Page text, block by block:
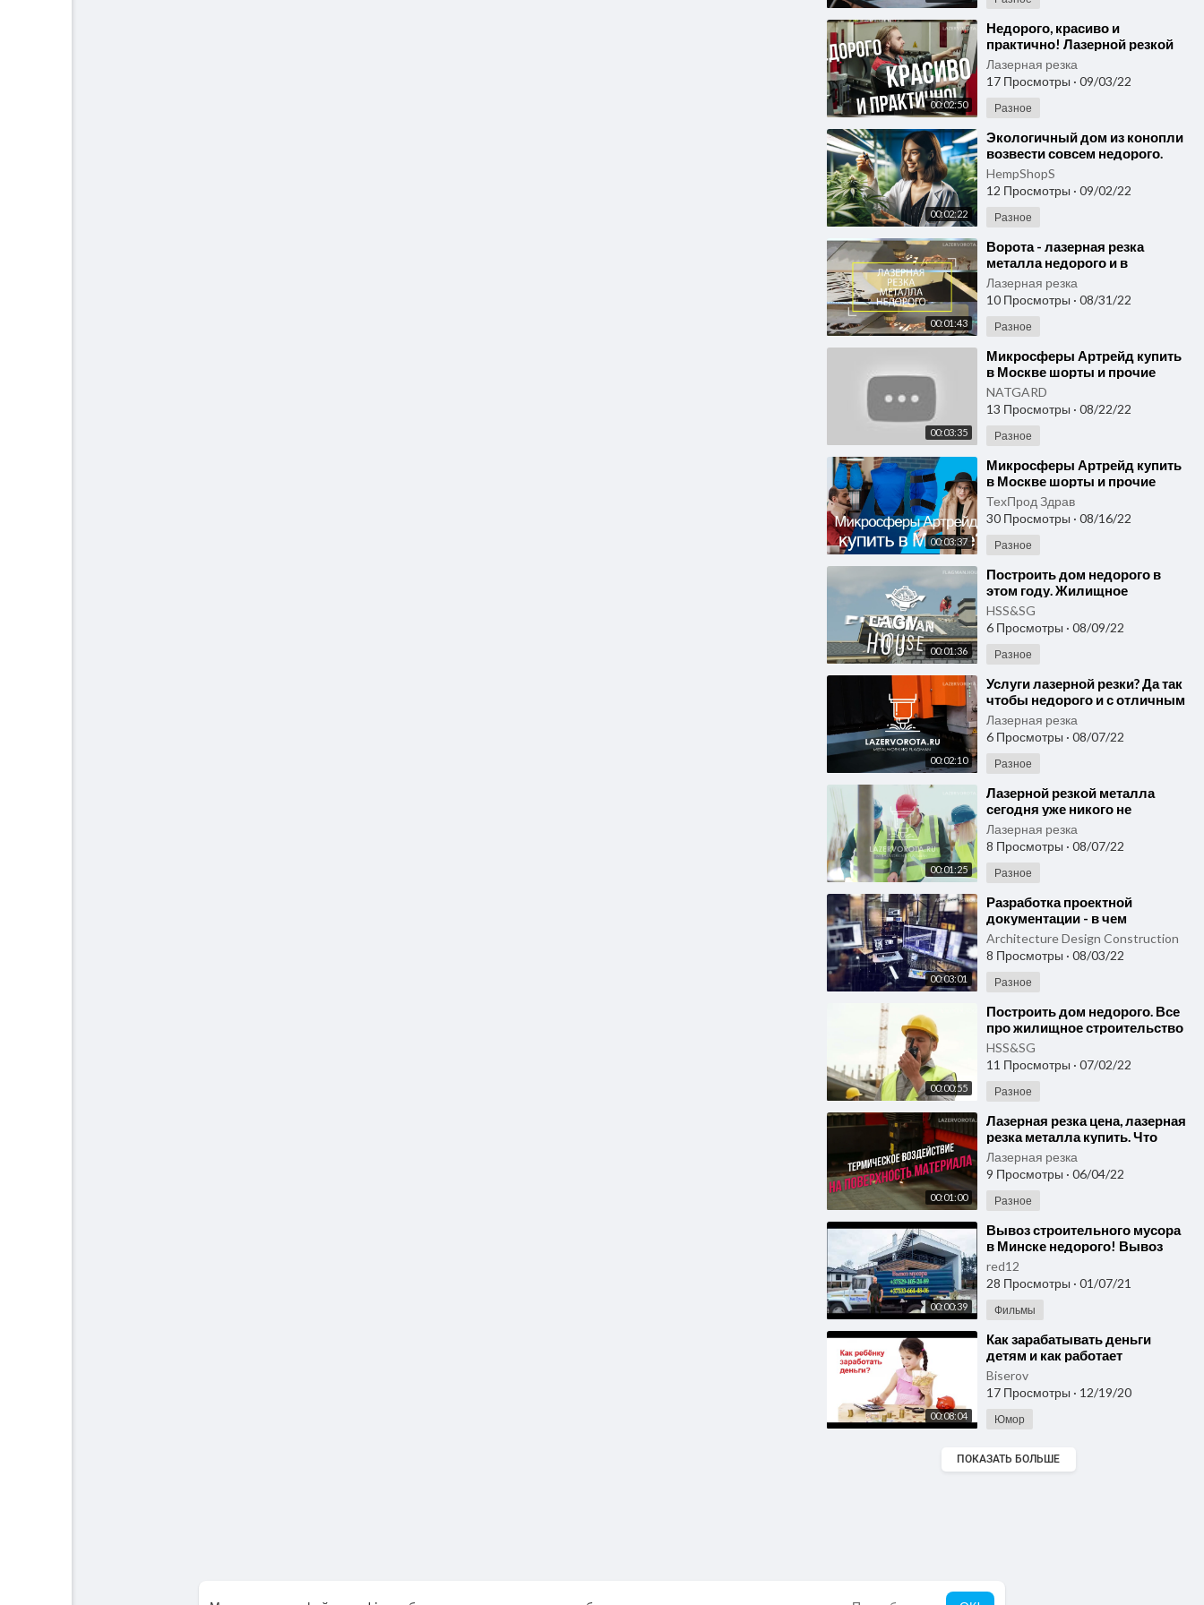
00:02:50
⁣Недорого, красиво и
практично! Лазерной резкой
металла сегодня можно
вырезать любую вещь
LAZERVOROTA
Лазерная резка
17 Просмотры · 09/03/22
Разное
00:02:22
⁣Экологичный дом из конопли
возвести совсем недорого.
Строение из конопли
отличается своей прочностью
HempShopS
12 Просмотры · 09/02/22
Разное
00:01:43
⁣Ворота - лазерная резка
металла недорого и в
кратчайшие сроки?
Лазерная резка
10 Просмотры · 08/31/22
Разное
00:03:35
⁣Микросферы Артрейд купить
в Москве шорты и прочие
микросферы. Как это
работает? Узнаем вместе!
NATGARD
13 Просмотры · 08/22/22
Разное
00:03:37
⁣Микросферы Артрейд купить
в Москве шорты и прочие
микросферы. Как это работает
NPOTPZ ru?
ТехПрод Здрав
30 Просмотры · 08/16/22
Разное
00:01:36
⁣Построить дом недорого в
этом году. Жилищное
строительство или
строительство жилья в
России.
HSS&SG
6 Просмотры · 08/09/22
Разное
00:02:10
⁣Услуги лазерной резки? Да так
чтобы недорого и с отличным
качеством? Реально? Узнать и
подтвердить!
Лазерная резка
6 Просмотры · 08/07/22
Разное
00:01:25
⁣Лазерной резкой металла
сегодня уже никого не
удивишь. Это недорого,
красиво и практично
LAZERVOROTA
Лазерная резка
8 Просмотры · 08/07/22
Разное
00:03:01
⁣Разработка проектной
документации - в чем
заключается процесс? Как это
работает?
Architecture Design Construction
8 Просмотры · 08/03/22
Разное
00:00:55
⁣Построить дом недорого. Все
про жилищное строительство
и строительство жилья на
этом сайте!
HSS&SG
11 Просмотры · 07/02/22
Разное
00:01:00
⁣Лазерная резка цена, лазерная
резка металла купить. Что
такое лазерная резка и как она
работает?
Лазерная резка
9 Просмотры · 06/04/22
Разное
00:00:39
⁣Вывоз строительного мусора
в Минске недорого! Вывоз
мусора Минск советует
доверить нам!
red12
28 Просмотры · 01/07/21
Фильмы
00:08:04
⁣Как зарабатывать деньги
детям и как работает
экономика России: разговор с
ребенком от деньгах
Biserov
17 Просмотры · 12/19/20
Юмор
ПОКАЗАТЬ БОЛЬШЕ